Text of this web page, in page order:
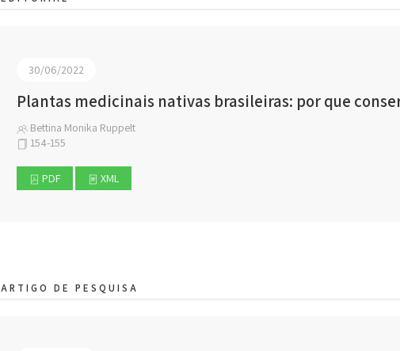
30/06/2022
Plantas medicinais nativas brasileiras: por que
Bettina Monika Ruppelt
154-155
PDF XML
ARTIGO DE PESQUISA